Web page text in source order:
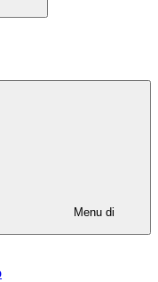
Menu di